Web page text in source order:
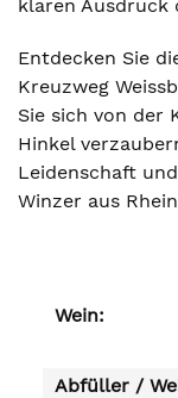
klaren Ausdruck
Entdecken Sie
Kreuzweg
Sie sich von der
Hinkel
Leidenschaft
Winzer aus
Wein:
Abfüller /